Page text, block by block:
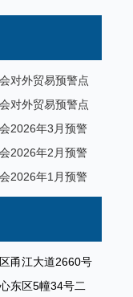
对外贸易预警点
17日）
对外贸易预警点
2026年3月预警
2026年2月预警
2026年1月预警
甬江大道2660号
东区5幢34号二